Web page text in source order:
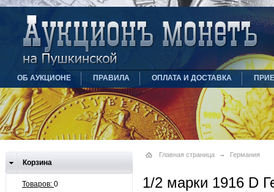
ОБ АУКЦИОНЕ ПРАВИЛА ОПЛАТА И ДОСТАВКА
Корзина
Товаров: 0
Главная страница Германия
1/2 марки 1916 D